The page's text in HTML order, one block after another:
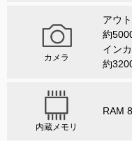
カメラ
アウ
約
イン
約
内蔵メモリ
RAM